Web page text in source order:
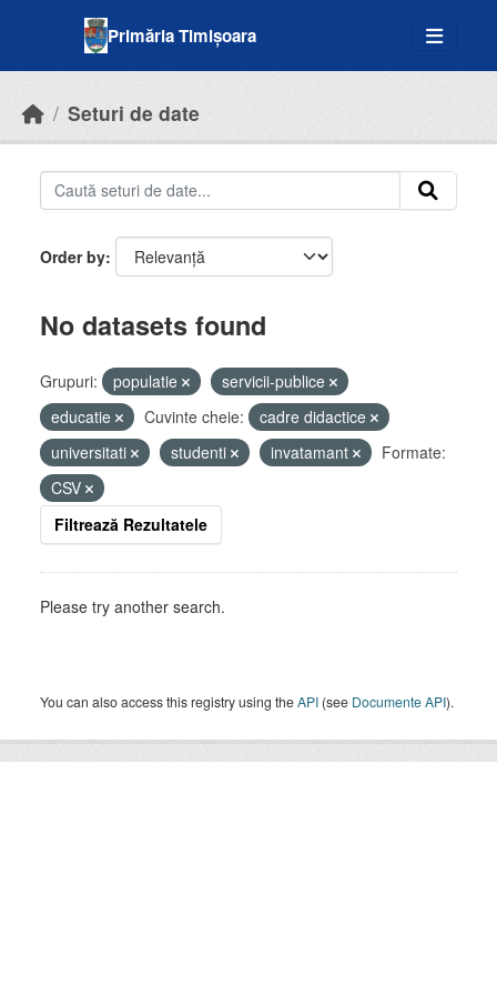
Primăria Timișoara
Seturi de date
Order by
No datasets found
Grupuri: populatie
servicii-publice
educatie
Cuvinte cheie:
cadre didactice
universitati
studenti invatamant
Formate:
CSV
Filtrează Rezultatele
Please try another search.
You can also access this registry using theAPI (see Documente API).